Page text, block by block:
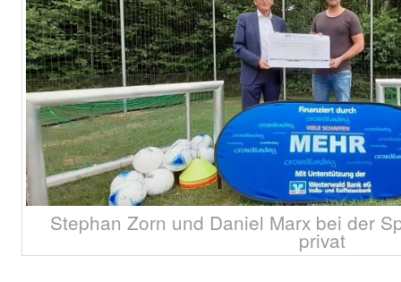
Stephan Zorn und Daniel Marx bei der
privat